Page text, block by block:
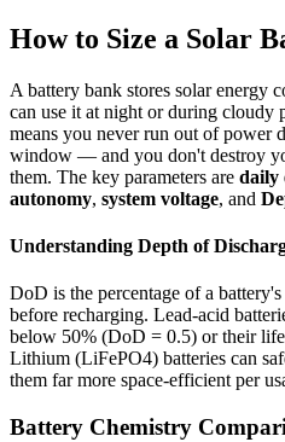
How to Size a Solar
A battery bank stores solar energy
can use it at night or during cloudy
means you never run out of power
window — and you don't destroy
them. The key parameters are daily
autonomy, system voltage, and
Understanding Depth of
DoD is the percentage of a
before recharging. Lead-acid
below 50% (DoD = 0.5) or their
Lithium (LiFePO4) batteries can
them far more space-efficient per
Battery Chemistry